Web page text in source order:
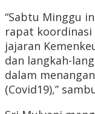
“Sabtu Minggu
rapat koordinasi
jajaran
dan langkah-
dalam
(Covid19),”